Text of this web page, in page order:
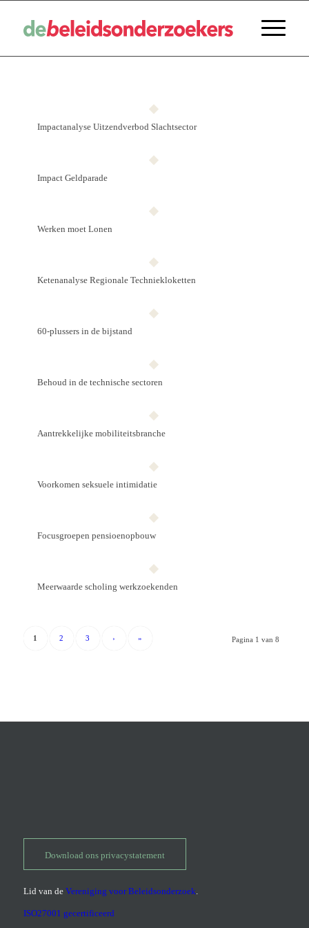
Impactanalyse Uitzendverbod Slachtsector
Impact Geldparade
Werken moet Lonen
Ketenanalyse Regionale Techniekloketten
60-plussers in de bijstand
Behoud in de technische sectoren
Aantrekkelijke mobiliteits­branche
Voorkomen seksuele intimidatie
Focusgroepen pensioen­opbouw
Meerwaarde scholing werkzoekenden
Pagina 1 van 8
1 2 3 › »
Download ons privacystatement
Lid van de Vereniging voor Beleidsonderzoek.
ISO27001 gecertificeerd